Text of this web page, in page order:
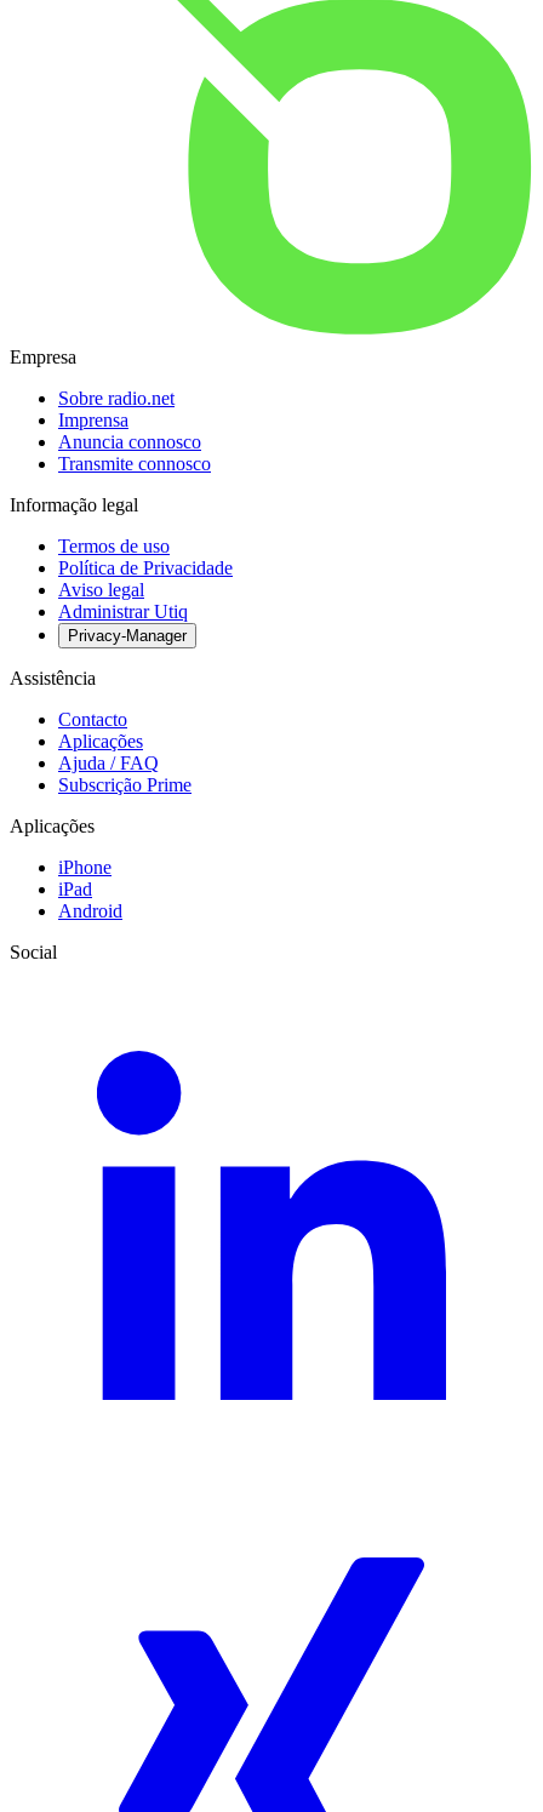
Empresa
Sobre radio.net
Imprensa
Anuncia connosco
Transmite connosco
Informação legal
Termos de uso
Política de Privacidade
Aviso legal
Administrar Utiq
Privacy-Manager
Assistência
Contacto
Aplicações
Ajuda / FAQ
Subscrição Prime
Aplicações
iPhone
iPad
Android
Social